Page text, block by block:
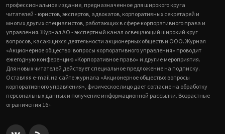
профессиональное издание, предназначенное для широкого круга
читателей - юристов, экспертов, адвокатов, корпоративных секретарей и
многих других специалистов, работающих в сфере корпоративного права и
управления. Журнал АО - экспертный канал освещающий широкий круг
вопросов, касающихся деятельности акционерных обществ и ООО. Журнал
«Акционерное общество: вопросы корпоративного управления» проводит
ежегодную конференцию «Корпоративное право» и другие мероприятия.
Для новых читателей действует специальное предложение на подписку.
Оставляя e-mail на сайте журнала «Акционерное общество: вопросы
корпоративного управления», физическое лицо дает согласие на обработку
персональных данных и получение информационной рассылки. Возрастные
ограничения 16+